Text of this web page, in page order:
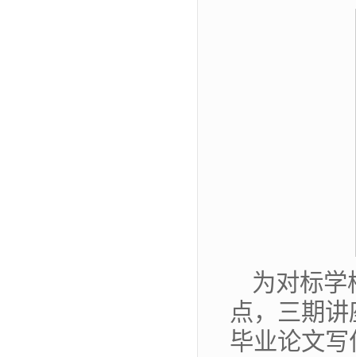
为对标学
点，三期
毕业论文